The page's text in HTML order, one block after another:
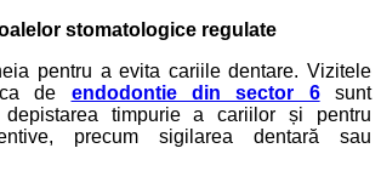
stomatologice regulate
pentru a evita cariile dentare. Vizitele
de endodontie din sector 6sunt
depistarea timpurie a cariilor și pentru
precum sigilarea dentară sau